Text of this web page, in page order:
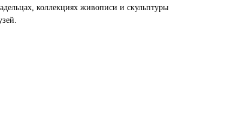
коллекциях живописи и скульптуры